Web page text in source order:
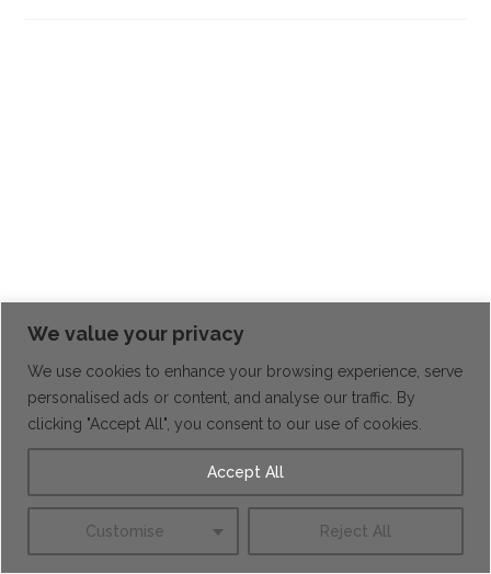
We value your privacy
We use cookies to enhance your browsing experience, serve
personalised ads or content, and analyse our traffic. By
clicking "Accept All", you consent to our use of cookies.
Customise Reject All
Accept All
Pièces uniques
Series limitées
Sur mesure Politique de confidentialité
Copyright Marc Alexandre 2026 - Website Created By
Gemconsult.be